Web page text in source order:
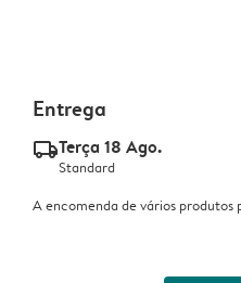
Entrega
delivery_standard_v2Terça 18 Ago.
Standard
A encomenda de vários